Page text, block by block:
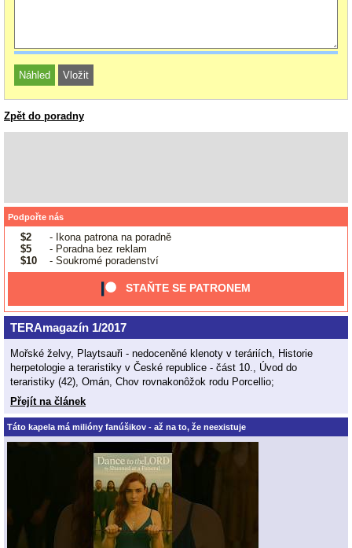
Zpět do poradny
Podpořte nás
$2
- Ikona patrona na poradně
$5
- Poradna bez reklam
$10
- Soukromé poradenství
STAŇTE SE PATRONEM
TERAmagazín 1/2017
Mořské želvy, Playtsauři - nedoceněné klenoty v teráriích, Historie
herpetologie a teraristiky v České republice - část 10., Úvod do
teraristiky (42), Omán, Chov rovnakonôžok rodu Porcellio;
Přejít na článek
Táto kapela má milióny fanúšikov - až na to, že neexistuje